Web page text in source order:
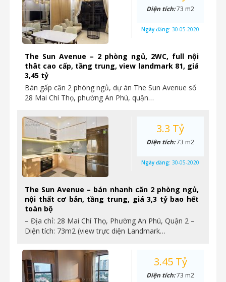
The Sun Avenue – 2 phòng ngủ, 2WC, full nội
thât cao cấp, tầng trung, view landmark 81, giá
3,45 tỷ
Bán gấp căn 2 phòng ngủ, dự án The Sun Avenue số
28 Mai Chí Thọ, phường An Phú, quận…
Diện tích:73 m2
Ngày đăng: 30-05-2020
The Sun Avenue – bán nhanh căn 2 phòng ngủ,
nội thất cơ bản, tầng trung, giá 3,3 tỷ bao hết
toàn bộ
– Địa chỉ: 28 Mai Chí Thọ, Phường An Phú, Quận 2 –
Diện tích: 73m2 (view trực diện Landmark…
3.3 Tỷ
Diện tích:73 m2
Ngày đăng: 30-05-2020
3.45 Tỷ
Diện tích:73 m2